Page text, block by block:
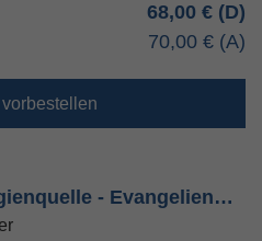
68,00 €
70,00 €
- Evangelien…